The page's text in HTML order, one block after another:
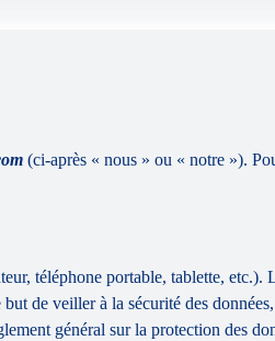
(ci-après « nous » ou « notre »).
téléphone portable, tablette, etc.).
de veiller à la sécurité des
général sur la protection des